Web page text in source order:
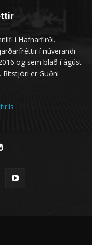
í Hafnarfirði.
í núverandi
og sem blað í ágúst
Ritstjóri er Guðni